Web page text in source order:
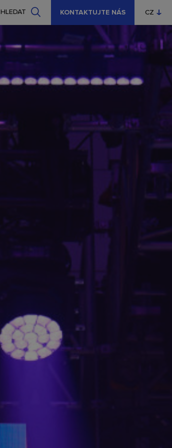
HLEDAT KONTAKTUJTE NÁS CZ
EN